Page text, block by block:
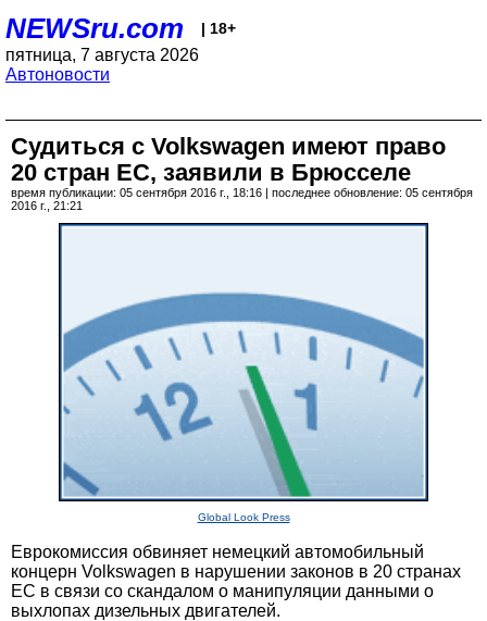
NEWSru.com | 18+
пятница, 7 августа 2026
Автоновости
Судиться с Volkswagen имеют право
20 стран ЕС, заявили в Брюсселе
время публикации: 05 сентября 2016 г., 18:16 | последнее обновление: 05 сентября
2016 г., 21:21
Global Look Press
Еврокомиссия обвиняет немецкий автомобильный
концерн Volkswagen в нарушении законов в 20 странах
ЕС в связи со скандалом о манипуляции данными о
выхлопах дизельных двигателей.